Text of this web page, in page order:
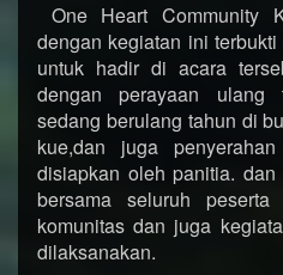
One Heart Community
dengan kegiatan ini
untuk hadir di acara
dengan perayaan ulang
sedang berulang tahun di
kue,dan juga
disiapkan oleh panitia.
bersama seluruh peserta
komunitas dan juga
dilaksanakan.